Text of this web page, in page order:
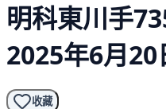
明科東川手
2025年6月20
收藏